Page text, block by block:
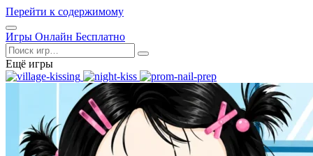
Перейти к содержимому
Открыть
меню
Игры Онлайн Бесплатно
Поиск
Ещё игры